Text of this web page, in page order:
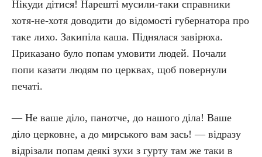
Нікуди дітися! Нарешті мусили-таки справники
хотя-не-хотя доводити до відомості губернатора про
таке лихо. Закипіла каша. Піднялася завірюха.
Приказано було попам умовити людей. Почали
попи казати людям по церквах, щоб повернули
печаті.
— Не ваше діло, панотче, до нашого діла! Ваше
діло церковне, а до мирського вам зась! — відразу
відрізали попам деякі зухи з гурту там же таки в